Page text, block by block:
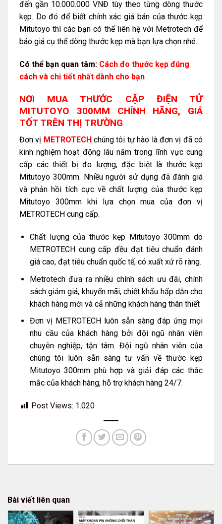
đến gần 10.000.000 VNĐ tùy theo từng dòng thước
kẹp. Do đó để biết chính xác giá bán của thước kẹp
Mitutoyo thì các bạn có thể liên hệ với Metrotech để
báo giá cụ thể dòng thước kẹp mà bạn lựa chọn nhé.
Có thể bạn quan tâm: Cách đo thước kẹp đúng
cách và chi tiết nhất dành cho bạn
NƠI MUA THƯỚC CẶP ĐIỆN TỬ
MITUTOYO 300MM CHÍNH HÃNG, GIÁ
TỐT TRÊN THỊ TRƯỜNG
Đơn vị METROTECH chúng tôi tự hào là đơn vị đã có
kinh nghiệm hoạt động lâu năm trong lĩnh vực cung
cấp các thiết bị đo lượng, đặc biệt là thước kẹp
Mitutoyo 300mm. Nhiều người sử dụng đã đánh giá
và phản hồi tích cực về chất lượng của thước kẹp
Mitutoyo 300mm khi lựa chọn mua của đơn vị
METROTECH cung cấp.
Chất lượng của thước kẹp Mitutoyo 300mm do
METROTECH cung cấp đều đạt tiêu chuẩn đánh
giá cao, đạt tiêu chuẩn quốc tế, có xuất xứ rõ ràng.
Metrotech đưa ra nhiều chính sách ưu đãi, chính
sách giảm giá, khuyến mãi, chiết khấu hấp dẫn cho
khách hàng mới và cả những khách hàng thân thiết
Đơn vị METROTECH luôn sẵn sàng đáp ứng mọi
nhu cầu của khách hàng bởi đội ngũ nhân viên
chuyên nghiệp, tận tâm. Đội ngũ nhân viên của
chúng tôi luôn sẵn sàng tư vấn về thước kẹp
Mitutoyo 300mm phù hợp và giải đáp các thắc
mắc của khách hàng, hỗ trợ khách hàng 24/7.
Post Views: 1.020
Bài viết liên quan